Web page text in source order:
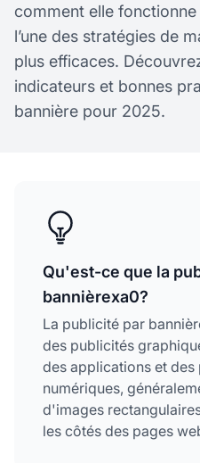
comment elle
l’une des stratégies de
plus efficaces.
indicateurs et bonnes
bannière pour 2025.
Qu'est-ce que la
bannièrexa0?
La publicité par
des publicités
des applications et
numériques,
d'images
les côtés des pages